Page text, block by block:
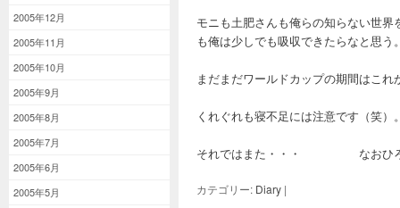
2005年12月
2005年11月
2005年10月
2005年9月
2005年8月
2005年7月
2005年6月
2005年5月
モニも土肥さんも俺らの知らない世
も俺は少しでも吸収できたらなと思う
まだまだワールドカップの期間はこ
くれぐれも寝不足には注意です（笑）
それではまた・・・ な
カテゴリー: Diary |